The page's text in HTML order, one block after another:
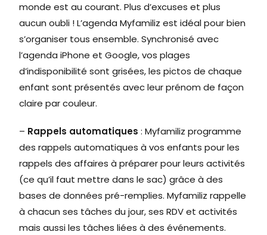
monde est au courant. Plus d’excuses et plus
aucun oubli ! L’agenda Myfamiliz est idéal pour bien
s’organiser tous ensemble. Synchronisé avec
l’agenda iPhone et Google, vos plages
d’indisponibilité sont grisées, les pictos de chaque
enfant sont présentés avec leur prénom de façon
claire par couleur.
– Rappels automatiques:Myfamiliz programme
des rappels automatiques à vos enfants pour les
rappels des affaires à préparer pour leurs activités
(ce qu’il faut mettre dans le sac) grâce à des
bases de données pré-remplies. Myfamiliz rappelle
à chacun ses tâches du jour, ses RDV et activités
mais aussi les tâches liées à des événements.